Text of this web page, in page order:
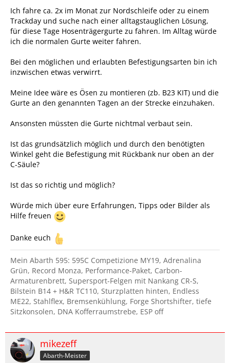
Ich fahre ca. 2x im Monat zur Nordschleife oder zu einem
Trackday und suche nach einer alltagstauglichen Lösung,
für diese Tage Hosenträgergurte zu fahren. Im Alltag würde
ich die normalen Gurte weiter fahren.
Bei den möglichen und erlaubten Befestigungsarten bin ich
inzwischen etwas verwirrt.
Meine Idee wäre es Ösen zu montieren (zb. B23 KIT) und die
Gurte an den genannten Tagen an der Strecke einzuhaken.
Ansonsten müssten die Gurte nichtmal verbaut sein.
Ist das grundsätzlich möglich und durch den benötigten
Winkel geht die Befestigung mit Rückbank nur oben an der
C-Säule?
Ist das so richtig und möglich?
Würde mich über eure Erfahrungen, Tipps oder Bilder als
Hilfe freuen
Danke euch
Mein Abarth 595: 595C Competizione MY19, Adrenalina
Grün, Record Monza, Performance-Paket, Carbon-
Armaturenbrett, Supersport-Felgen mit Nankang CR-S,
Bilstein B14 + H&R TC110, Sturzplatten hinten, Endless
ME22, Stahlflex, Bremsenkühlung, Forge Shortshifter, tiefe
Sitzkonsolen, DNA Kofferraumstrebe, ESP off
mikezeff
Abarth-Meister